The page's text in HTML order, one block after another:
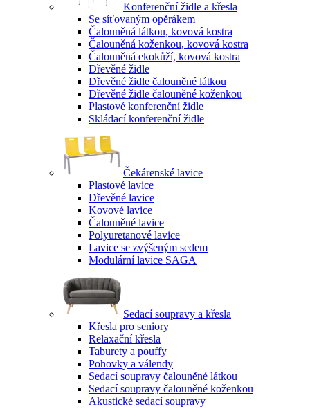
Konferenční židle a křesla
Se síťovaným opěrákem
Čalouněná látkou, kovová kostra
Čalouněná koženkou, kovová kostra
Čalouněná ekokůží, kovová kostra
Dřevěné židle
Dřevěné židle čalouněné látkou
Dřevěné židle čalouněné koženkou
Plastové konferenční židle
Skládací konferenční židle
Čekárenské lavice
Plastové lavice
Dřevěné lavice
Kovové lavice
Čalouněné lavice
Polyuretanové lavice
Lavice se zvýšeným sedem
Modulární lavice SAGA
Sedací soupravy a křesla
Křesla pro seniory
Relaxační křesla
Taburety a pouffy
Pohovky a válendy
Sedací soupravy čalouněné látkou
Sedací soupravy čalouněné koženkou
Akustické sedací soupravy